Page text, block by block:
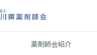
薬剤師会紹介